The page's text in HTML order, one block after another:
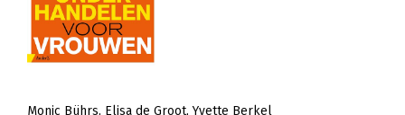
Monic Bührs Elisa de Groot Yvette Berkel